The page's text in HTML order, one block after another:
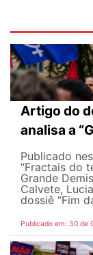
Artigo do
analisa a
Publicado
“Fractais do
Grande
Calvete,
dossiê “Fim
Publicado em: 30 de